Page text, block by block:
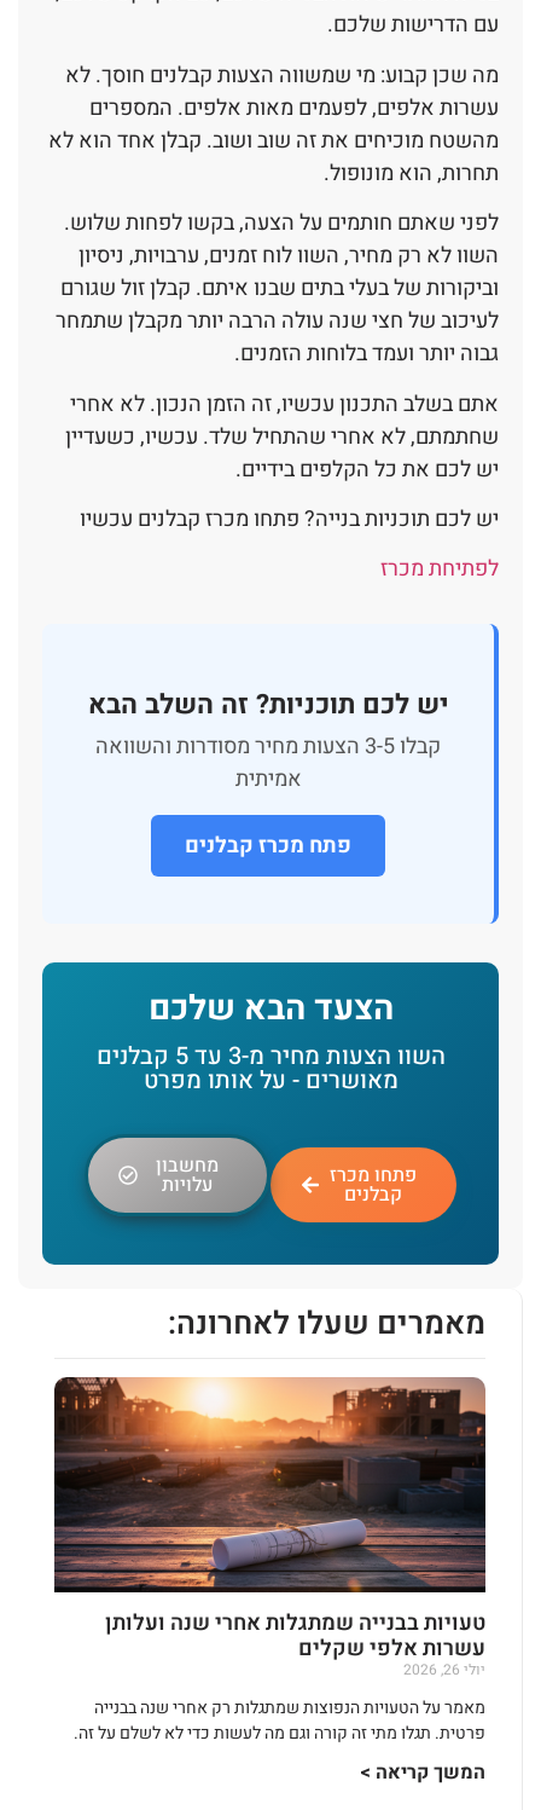
עם הדרישות שלכם.
מה שכן קבוע: מי שמשווה הצעות קבלנים חוסך. לא
עשרות אלפים, לפעמים מאות אלפים. המספרים
מהשטח מוכיחים את זה שוב ושוב. קבלן אחד הוא לא
תחרות, הוא מונופול.
לפני שאתם חותמים על הצעה, בקשו לפחות שלוש.
השוו לא רק מחיר, השוו לוח זמנים, ערבויות, ניסיון
וביקורות של בעלי בתים שבנו איתם. קבלן זול שגורם
לעיכוב של חצי שנה עולה הרבה יותר מקבלן שתמחר
גבוה יותר ועמד בלוחות הזמנים.
אתם בשלב התכנון עכשיו, זה הזמן הנכון. לא אחרי
שחתמתם, לא אחרי שהתחיל שלד. עכשיו, כשעדיין
יש לכם את כל הקלפים בידיים.
יש לכם תוכניות בנייה? פתחו מכרז קבלנים עכשיו
לפתיחת מכרז
יש לכם תוכניות? זה השלב הבא
קבלו 3-5 הצעות מחיר מסודרות והשוואה
אמיתית
פתח מכרז קבלנים
הצעד הבא שלכם
השוו הצעות מחיר מ-3 עד 5 קבלנים
מאושרים - על אותו מפרט
פתחו מכרז
קבלנים
מחשבון
עלויות
מאמרים שעלו לאחרונה:
טעויות בבנייה שמתגלות אחרי שנה ועלותן
עשרות אלפי שקלים
יולי 26, 2026
מאמר על הטעויות הנפוצות שמתגלות רק אחרי שנה בבנייה
פרטית. תגלו מתי זה קורה וגם מה לעשות כדי לא לשלם על זה.
המשך קריאה >